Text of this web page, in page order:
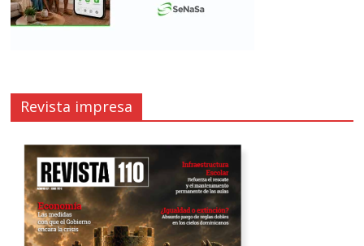
Revista impresa